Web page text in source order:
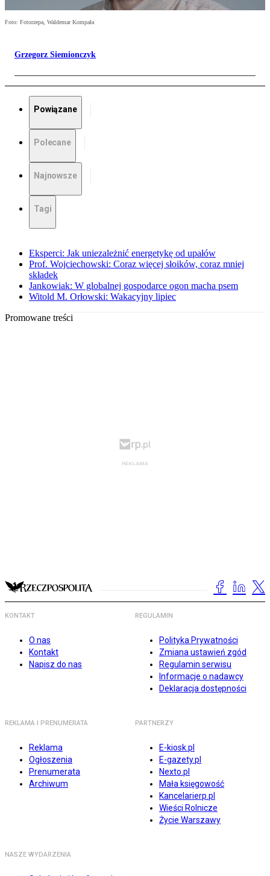
Foto: Fotorzepa, Waldemar Kompała
Grzegorz Siemionczyk
Powiązane
Polecane
Najnowsze
Tagi
Eksperci: Jak uniezależnić energetykę od upałów
Prof. Wojciechowski: Coraz więcej słoików, coraz mniej
składek
Jankowiak: W globalnej gospodarce ogon macha psem
Witold M. Orłowski: Wakacyjny lipiec
Promowane treści
KONTAKT
O nas
Kontakt
Napisz do nas
REGULAMIN
Polityka Prywatności
Zmiana ustawień zgód
Regulamin serwisu
Informacje o nadawcy
Deklaracja dostępności
REKLAMA I PRENUMERATA
Reklama
Ogłoszenia
Prenumerata
Archiwum
PARTNERZY
E-kiosk.pl
E-gazety.pl
Nexto.pl
Mała księgowość
Kancelarierp.pl
Wieści Rolnicze
Życie Warszawy
NASZE WYDARZENIA